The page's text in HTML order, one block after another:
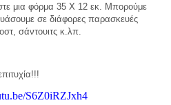
μια φόρμα 35 Χ 12 εκ. Μπορούμε
σε διάφορες παρασκευές
σάντουιτς κ.λπ.
S6Z0iRZJxh4